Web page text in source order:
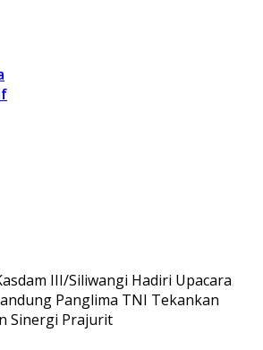
III/Siliwangi Hadiri Upacara
Panglima TNI Tekankan
Sinergi Prajurit